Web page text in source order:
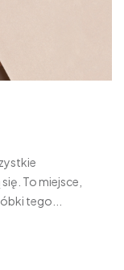
To miejsce,
tego...